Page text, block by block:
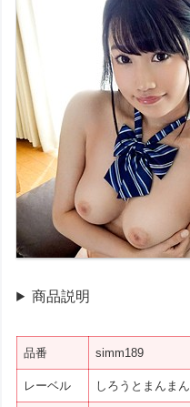
商品説明
品番 simm189
レーベル しろうとまんまん